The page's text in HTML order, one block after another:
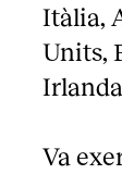
Itàlia,
Units,
Va